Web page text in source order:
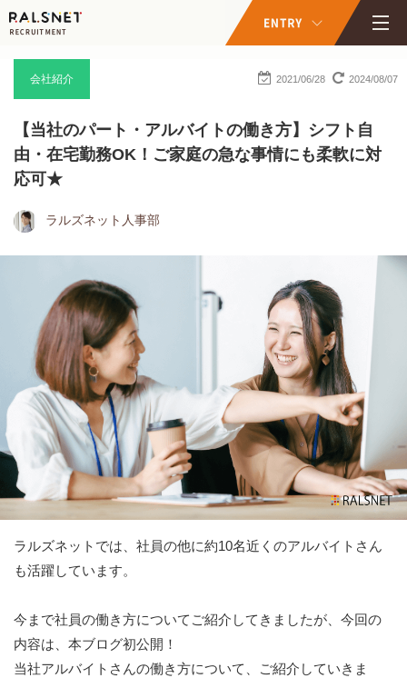
会社紹介 2021/06/28 2024/08/07
【当社のパート・アルバイトの働き方】シフト自
由・在宅勤務OK！ご家庭の急な事情にも柔軟に対
応可★
ラルズネット人事部
ラルズネットでは、社員の他に約10名近くのアルバイトさん
も活躍しています。
今まで社員の働き方についてご紹介してきましたが、今回の
内容は、本ブログ初公開！
当社アルバイトさんの働き方について、ご紹介していきま